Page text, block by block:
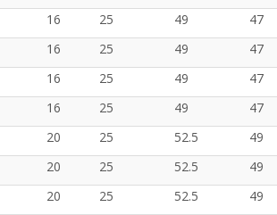
16 25 49 47
16 25 49 47
16 25 49 47
16 25 49 47
20 25 52.5 49
20 25 52.5 49
20 25 52.5 49